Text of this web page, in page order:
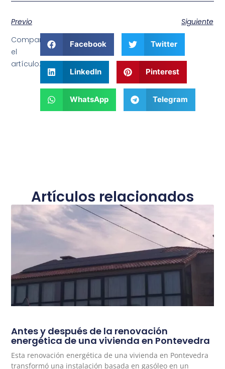
Previo
Siguiente
Comparte
el
artículo:
Facebook Twitter
LinkedIn Pinterest
WhatsApp Telegram
Artículos relacionados
Antes y después de la renovación
energética de una vivienda en Pontevedra
Esta renovación energética de una vivienda en Pontevedra
transformó una instalación basada en gasóleo en un